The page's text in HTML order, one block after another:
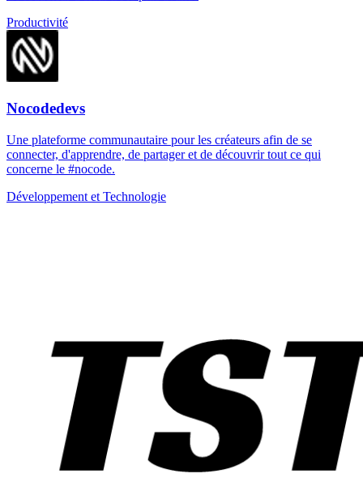
Productivité
Nocodedevs
Une plateforme communautaire pour les créateurs afin de se
connecter, d'apprendre, de partager et de découvrir tout ce qui
concerne le #nocode.
Développement et Technologie